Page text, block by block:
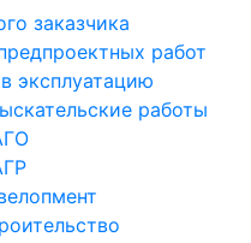
заказчика
работ
эксплуатацию
работы